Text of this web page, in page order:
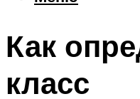
Как
класс